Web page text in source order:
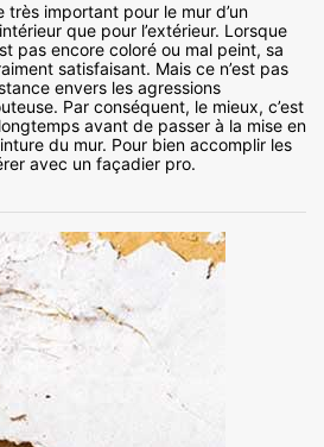
important pour le mur d’un
que pour l’extérieur. Lorsque
pas encore coloré ou mal peint, sa
satisfaisant. Mais ce n’est pas
envers les agressions
Par conséquent, le mieux, c’est
avant de passer à la mise en
du mur. Pour bien accomplir les
avec un façadier pro.